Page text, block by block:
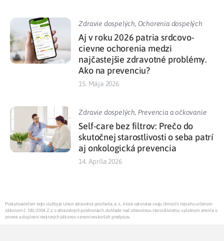
Zdravie dospelých, Ochorenia dospelých
Aj v roku 2026 patria srdcovo-
cievne ochorenia medzi
najčastejšie zdravotné problémy.
Ako na prevenciu?
15. Mája 2026
Zdravie dospelých, Prevencia a očkovanie
Self-care bez filtrov: Prečo do
skutočnej starostlivosti o seba patrí
aj onkologická prevencia
14. Apríla 2026
Poskytovateľom tejto služby je Union zdravotná poisťovňa, a. s., ktorá vykonáva svoju činnosť v rozsahu určenom
zákonom č. 581/2004 Z.z. o zdravotných poisťovniach, dohľade nad zdravotnou starostlivosťou v platnom znení a o
zmene a doplnení niektorých zákonov v znení neskorších predpisov.